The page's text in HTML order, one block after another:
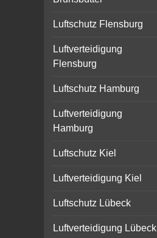
Luftschutz Flensburg
Luftverteidigung
Flensburg
Luftschutz Hamburg
Luftverteidigung
Hamburg
Luftschutz Kiel
Luftverteidigung Kiel
Luftschutz Lübeck
Luftverteidigung Lübeck